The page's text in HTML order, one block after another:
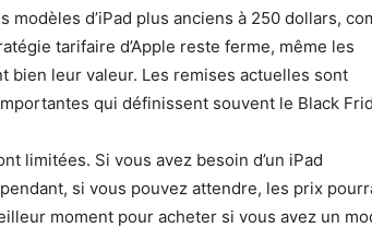
d’iPad plus anciens à 250 dollars,
tarifaire d’Apple reste ferme, même les
bien leur valeur. Les remises actuelles sont
qui définissent souvent le Black
limitées. Si vous avez besoin d’un iPad
si vous pouvez attendre, les prix
moment pour acheter si vous avez un